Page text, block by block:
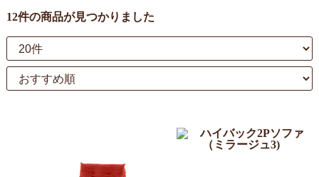
12件の商品が見つかりました